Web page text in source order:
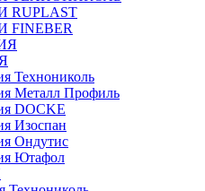
Технониколь
Металл Профиль
DOCKE
Изоспан
Ондутис
Ютафол